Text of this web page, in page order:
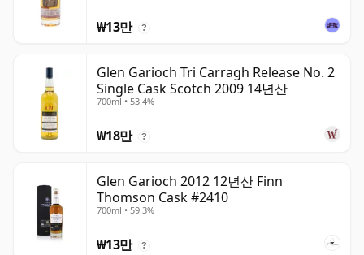
₩13만 ?
Glen Garioch Tri Carragh Release No. 2
Single Cask Scotch 2009 14년산
700ml • 53.4%
₩18만 ?
Glen Garioch 2012 12년산 Finn
Thomson Cask #2410
700ml • 59.3%
₩13만 ?